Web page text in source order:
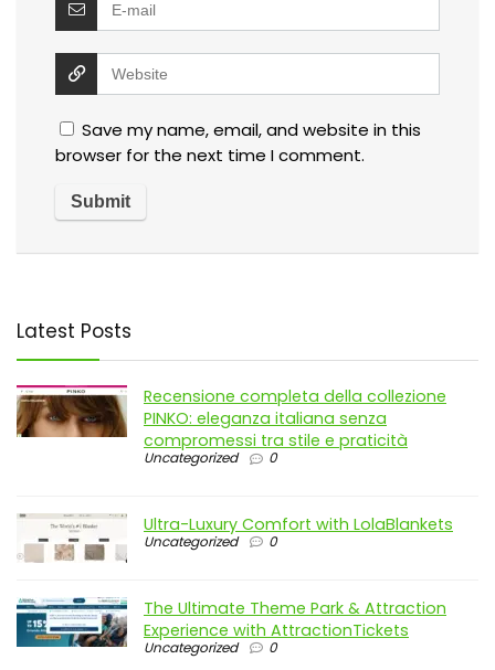
Save my name, email, and website in this
browser for the next time I comment.
Latest Posts
Recensione completa della collezione
PINKO: eleganza italiana senza
compromessi tra stile e praticità
Uncategorized 0
Ultra-Luxury Comfort with LolaBlankets
Uncategorized 0
The Ultimate Theme Park & Attraction
Experience with AttractionTickets
Uncategorized 0